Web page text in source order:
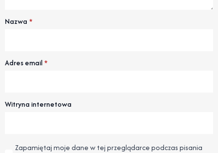
Nazwa *
Adres email*
Witryna internetowa
Zapamiętaj moje dane w tej przeglądarce podczas pisania